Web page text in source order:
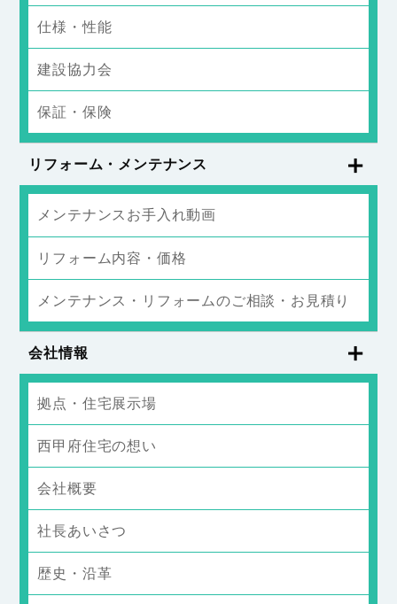
仕様・性能
建設協力会
保証・保険
リフォーム・メンテナンス
メンテナンスお手入れ動画
リフォーム内容・価格
メンテナンス・リフォームのご相談・お見積り
会社情報
拠点・住宅展示場
西甲府住宅の想い
会社概要
社長あいさつ
歴史・沿革